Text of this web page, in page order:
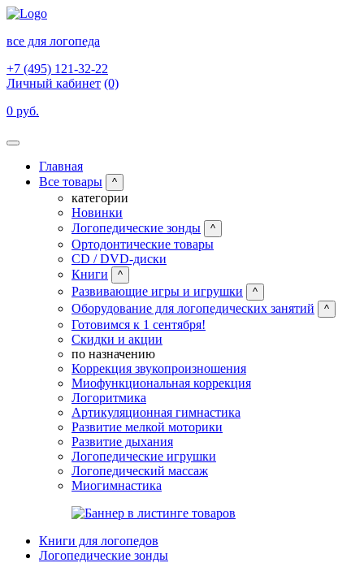
все для логопеда
+7 (495) 121-32-22
Личный кабинет (0)
0 руб.
Главная
Все товары
^
категории
Новинки
Логопедические зонды
^
Ортодонтические товары
CD / DVD-диски
Книги
^
Развивающие игры и игрушки ^
Оборудование для логопедических занятий ^
Готовимся к 1 сентября!
Скидки и акции
по назначению
Коррекция звукопроизношения
Миофункциональная коррекция
Логоритмика
Артикуляционная гимнастика
Развитие мелкой моторики
Развитие дыхания
Логопедические игрушки
Логопедический массаж
Миогимнастика
Книги для логопедов
Логопедические зонды